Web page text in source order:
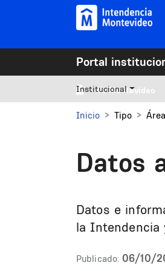
Pasar al contenido principal
Portal
Mi Montevideo
Institucional
Inicio Tipo
Datos
Datos e
la Intendencia
Publicado: 06/10/